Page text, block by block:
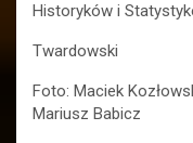
Historyków i
Twardowski
Foto: Maciek
Mariusz Babicz